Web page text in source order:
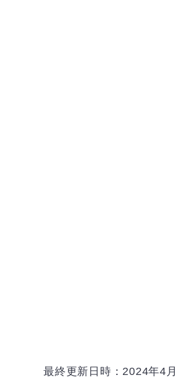
最終更新日時：2024年4